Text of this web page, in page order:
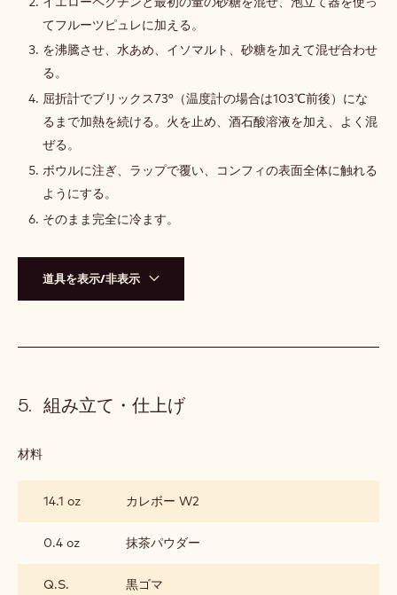
チ
ェ
ー
の
コ
ン
フ
ィ
てフルーツピュレに加える。
を沸騰させ、水あめ、イソマルト、砂糖を加えて混ぜ合わせ
る。
屈折計でブリックス73°（温度計の場合は103℃前後）にな
るまで加熱を続ける。火を止め、酒石酸溶液を加え、よく混
ぜる。
ボウルに注ぎ、ラップで覆い、コンフィの表面全体に触れる
ようにする。
そのまま完全に冷ます。
道具を表示/非表示
組み立て・仕上げ
材料
立
て・
仕
14.1 oz カレボー W2
0.4 oz 抹茶パウダー
Q.S. 黒ゴマ